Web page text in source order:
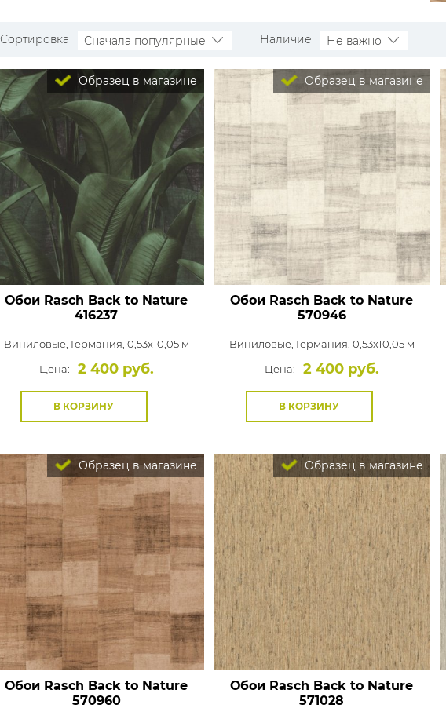
Сортировка Сначала популярные Наличие Не важно
Образец в магазине
Обои Rasch Back to Nature
416237
Виниловые, Германия, 0,53x10,05 м
Цена:
2 400 руб.
В КОРЗИНУ
Образец в магазине
Обои Rasch Back to Nature
570946
Виниловые, Германия, 0,53x10,05 м
Цена:
2 400 руб.
В КОРЗИНУ
Образец в магазине
Обои Rasch Back to Nature
570960
Образец в магазине
Обои Rasch Back to Nature
571028